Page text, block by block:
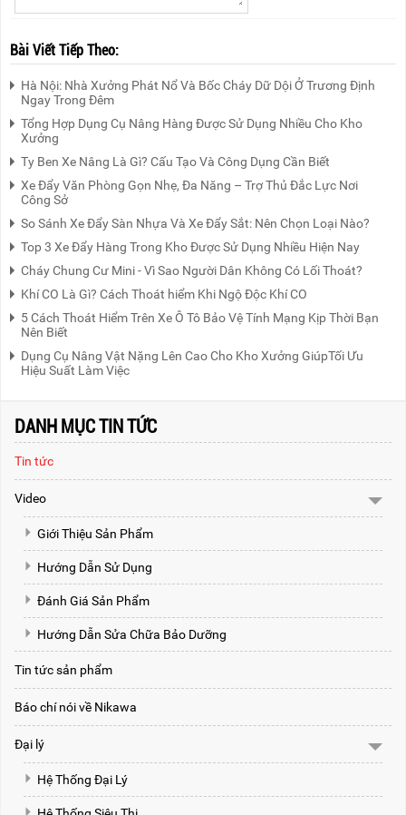
Bài Viết Tiếp Theo:
Hà Nội: Nhà Xưởng Phát Nổ Và Bốc Cháy Dữ Dội Ở Trương Định
Ngay Trong Đêm
Tổng Hợp Dụng Cụ Nâng Hàng Được Sử Dụng Nhiều Cho Kho
Xưởng
Ty Ben Xe Nâng Là Gì? Cấu Tạo Và Công Dụng Cần Biết
Xe Đẩy Văn Phòng Gọn Nhẹ, Đa Năng – Trợ Thủ Đắc Lực Nơi
Công Sở
So Sánh Xe Đẩy Sàn Nhựa Và Xe Đẩy Sắt: Nên Chọn Loại Nào?
Top 3 Xe Đẩy Hàng Trong Kho Được Sử Dụng Nhiều Hiện Nay
Cháy Chung Cư Mini - Vì Sao Người Dân Không Có Lối Thoát?
Khí CO Là Gì? Cách Thoát hiểm Khi Ngộ Độc Khí CO
5 Cách Thoát Hiểm Trên Xe Ô Tô Bảo Vệ Tính Mạng Kịp Thời Bạn
Nên Biết
Dụng Cụ Nâng Vật Nặng Lên Cao Cho Kho Xưởng GiúpTối Ưu
Hiệu Suất Làm Việc
DANH MỤC TIN TỨC
Tin tức
Video
Giới Thiệu Sản Phẩm
Hướng Dẫn Sử Dụng
Đánh Giá Sản Phẩm
Hướng Dẫn Sửa Chữa Bảo Dưỡng
Tin tức sản phẩm
Báo chí nói về Nikawa
Đại lý
Hệ Thống Đại Lý